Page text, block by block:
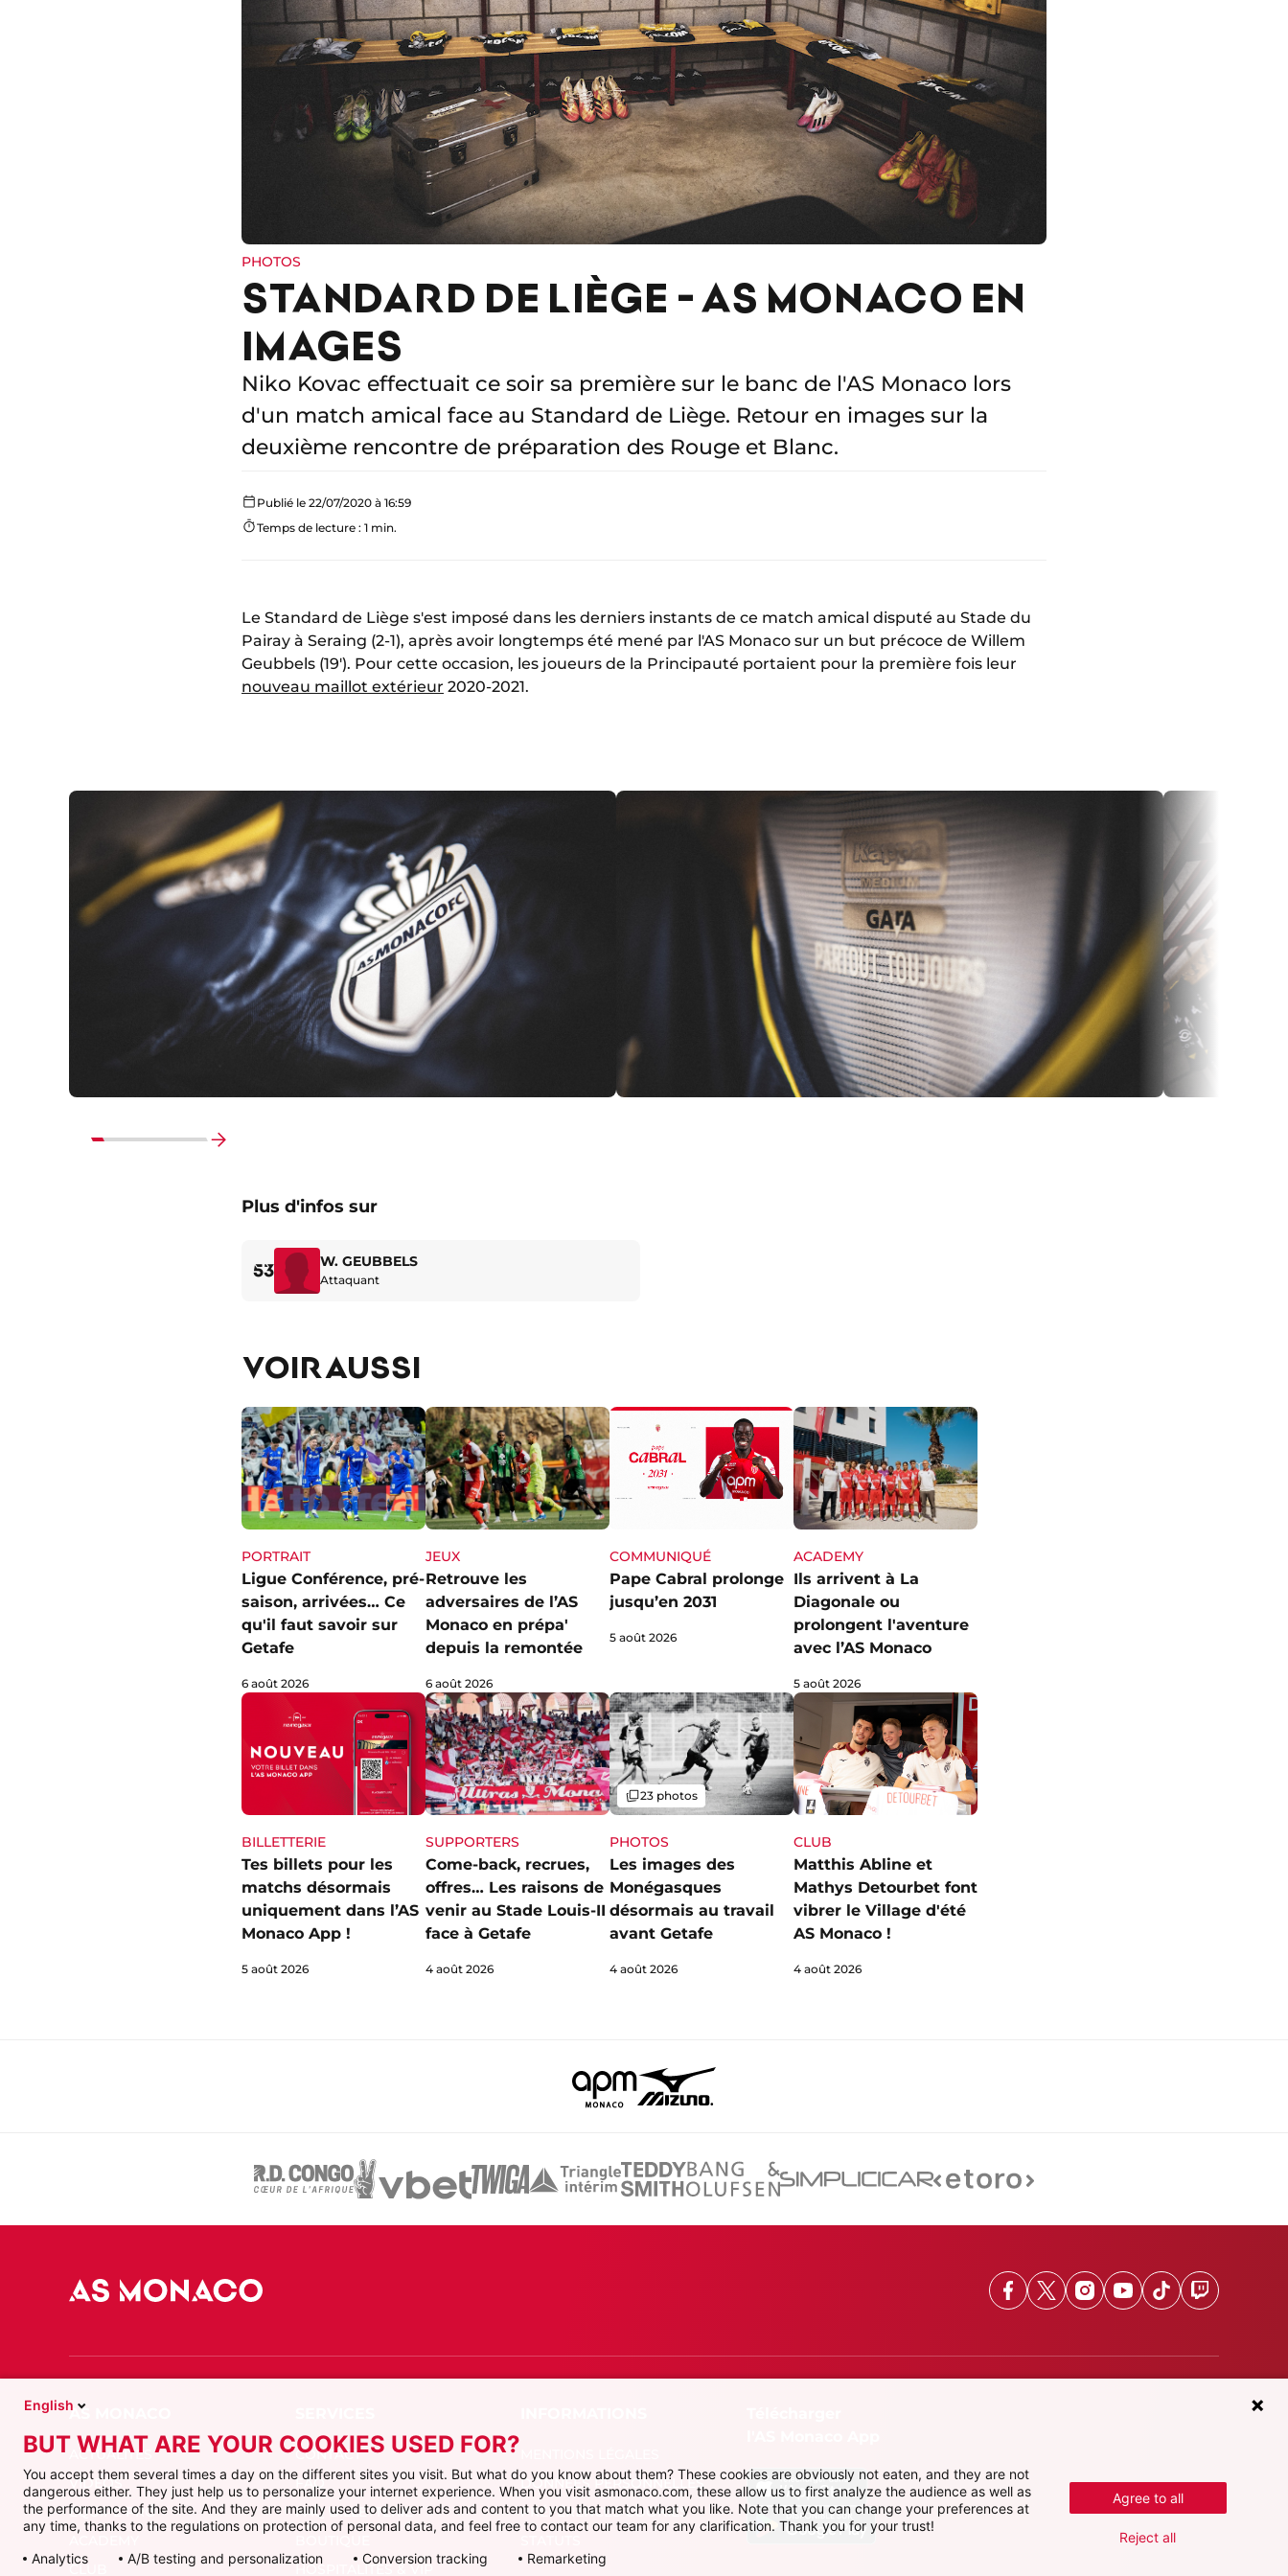
PHOTOS
STANDARD DE LIÈGE - AS MONACO EN
IMAGES
Niko Kovac effectuait ce soir sa première sur le banc de l'AS Monaco lors
d'un match amical face au Standard de Liège. Retour en images sur la
deuxième rencontre de préparation des Rouge et Blanc.
Publié le 22/07/2020 à 16:59
Temps de lecture : 1 min.
Le Standard de Liège s'est imposé dans les derniers instants de ce match amical disputé au Stade du
Pairay à Seraing (2-1), après avoir longtemps été mené par l'AS Monaco sur un but précoce de Willem
Geubbels (19'). Pour cette occasion, les joueurs de la Principauté portaient pour la première fois leur
nouveau maillot extérieur 2020-2021.
versPlus d'infos sur
53 W. GEUBBELS
Attaquant
VOIR AUSSI
PORTRAIT
Ligue Conférence, pré-
saison, arrivées… Ce
qu'il faut savoir sur
Getafe
6 août 2026
JEUX
Retrouve les
adversaires de l’AS
Monaco en prépa'
depuis la remontée
6 août 2026
COMMUNIQUÉ
Pape Cabral prolonge
jusqu’en 2031
5 août 2026
ACADEMY
Ils arrivent à La
Diagonale ou
prolongent l'aventure
avec l’AS Monaco
5 août 2026
BILLETTERIE
Tes billets pour les
matchs désormais
uniquement dans l’AS
Monaco App !
5 août 2026
SUPPORTERS
Come-back, recrues,
offres… Les raisons de
venir au Stade Louis-II
face à Getafe
4 août 2026
PHOTOS
Les images des
Monégasques
désormais au travail
avant Getafe
Galerie
23 photos
4 août 2026
CLUB
Matthis Abline et
Mathys Detourbet font
vibrer le Village d'été
AS Monaco !
4 août 2026
Facebook
X Instagram
Youtube
TikTokTwitch
ACTUALITÉS
VIDÉOS
ÉQUIPE PRO
CLUB
CONTACT
FAQ
FAQ BILLETTERIE
HOSPITALITÉS & VIP
DONNÉES PERSONNELLES
PRÉFÉRENCES COOKIES
English
BUT WHAT ARE YOUR COOKIES USED FOR?
You accept them several times a day on the different sites you visit. But what do you know about them? These cookies are obviously not eaten, and they are not
dangerous either. They just help us to personalize your internet experience. When you visit asmonaco.com, these allow us to first analyze the audience as well as
the performance of the site. And they are mainly used to deliver ads and content to you that match what you like. Note that you can change your preferences at
any time, thanks to the regulations on protection of personal data, and feel free to contact our team for any clarification. Thank you for your trust!
Analytics
A/B testing and personalization Conversion tracking Remarketing
Agree to all
Reject all